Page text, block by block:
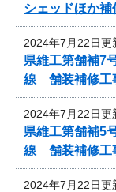
シェッドほか
2024年7月22日更
県維工第舗補7
線 舗装補修工
2024年7月22日更
県維工第舗補5
線 舗装補修工
2024年7月22日更